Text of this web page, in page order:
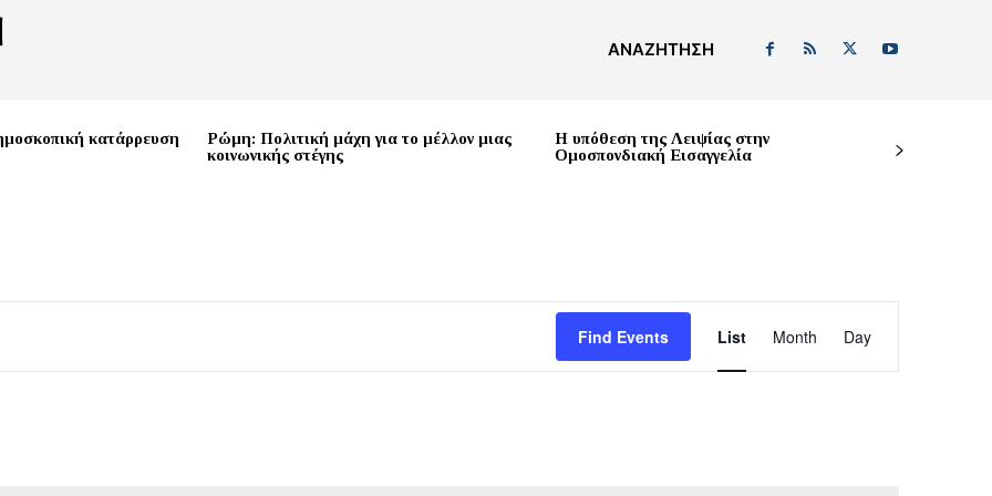
ΑΝΑΖΉΤΗΣΗ
κατάρρευση
Ρώμη: Πολιτική μάχη για το μέλλον μιας
κοινωνικής στέγης
Η υπόθεση της Λειψίας στην
Ομοσπονδιακή Εισαγγελία
Find Events
Views
List Month Day